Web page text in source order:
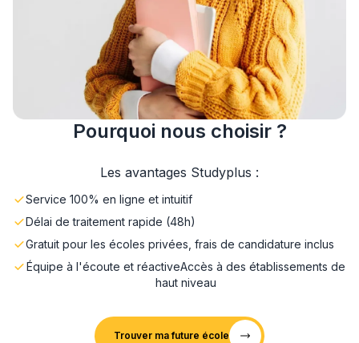
Pourquoi nous choisir ?
Les avantages Studyplus :
Service 100% en ligne et intuitif
Délai de traitement rapide (48h)
Gratuit pour les écoles privées, frais de candidature inclus
Équipe à l'écoute et réactiveAccès à des établissements de
haut niveau
Trouver ma future école